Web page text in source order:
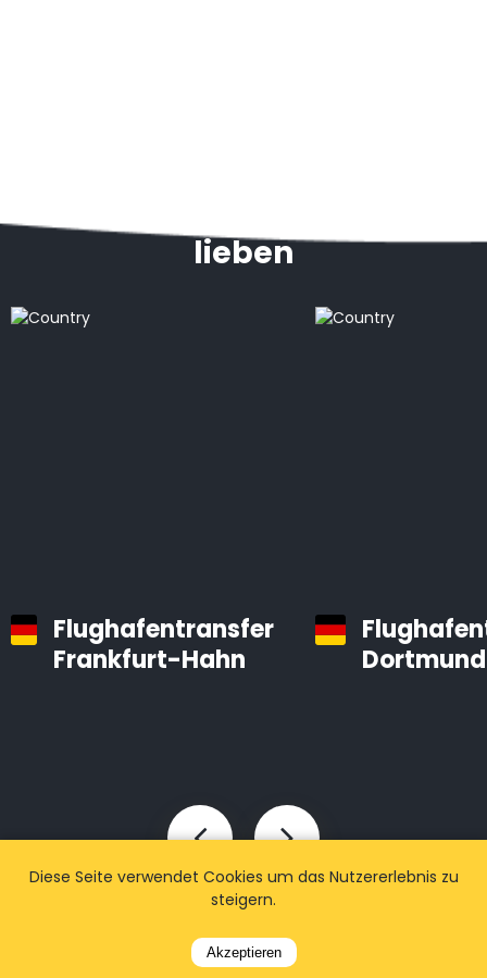
lieben
Flughafentransfer
Frankfurt-Hahn
Dortmund
Diese Seite verwendet Cookies um das Nutzererlebnis zu
steigern.
Akzeptieren